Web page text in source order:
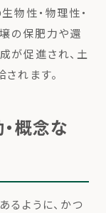
物性・物理性・
の保肥力や還
が促進され、土
れます。
概念な
るように、かつ